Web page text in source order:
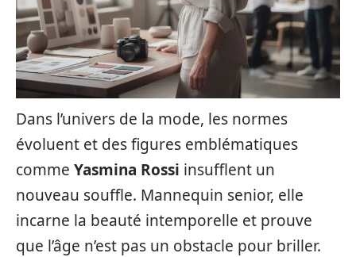
Dans l’univers de la mode, les normes
évoluent et des figures emblématiques
comme Yasmina Rossi insufflent un
nouveau souffle. Mannequin senior, elle
incarne la beauté intemporelle et prouve
que l’âge n’est pas un obstacle pour briller.